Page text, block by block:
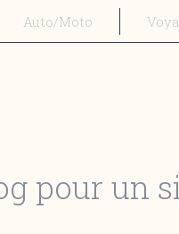
Auto/Moto
pour un